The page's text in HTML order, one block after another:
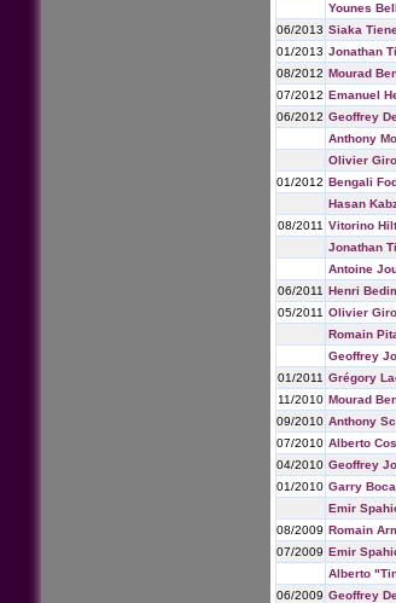
Younes
06/2013 Siaka
01/2013 Jonathan
08/2012 Mourad
07/2012 Emanuel
06/2012 Geoffrey
Anthony
Olivier
01/2012 Bengali
Hasan
08/2011 Vitorino
Jonathan
Antoine
06/2011 Henri
05/2011 Olivier
Romain
Geoffrey
01/2011 Grégory
11/2010 Mourad
09/2010 Anthony
07/2010 Alberto
04/2010 Geoffrey
01/2010 Garry
Emir
08/2009 Romain
07/2009 Emir
Alberto
06/2009 Geoffrey